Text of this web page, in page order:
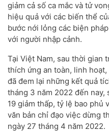
giảm cả số ca mắc và tử
hiệu quả với các biến thể
bước nới lỏng các biện
với người nhập cảnh.
Tại Việt Nam, sau thời gian
thích ứng an toàn, linh
đã đem lại những kết quả
tháng 3 năm 2022 đến nay,
19 giảm thấp, tỷ lệ bao phủ
văn bản chỉ đạo việc dừng
ngày 27 tháng 4 năm 2022.